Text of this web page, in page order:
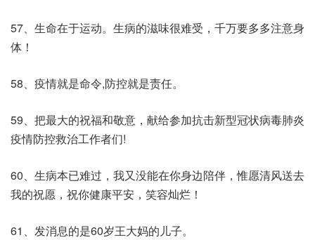
57、生命在于运动。生病的滋味很难受，千万要多多注意身
体！
58、疫情就是命令,防控就是责任。
59、把最大的祝福和敬意，献给参加抗击新型冠状病毒肺炎
疫情防控救治工作者们!
60、生病本已难过，我又没能在你身边陪伴，惟愿清风送去
我的祝愿，祝你健康平安，笑容灿烂！
61、发消息的是60岁王大妈的儿子。